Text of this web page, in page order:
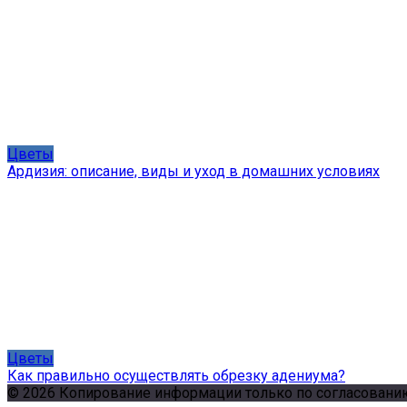
Цветы
Ардизия: описание, виды и уход в домашних условиях
Цветы
Как правильно осуществлять обрезку адениума?
© 2026 Копирование информации только по